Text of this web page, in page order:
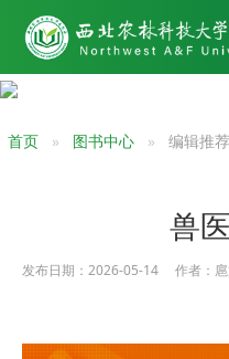
首页 图书中心 编辑推荐
兽
发布日期：2026-05-14 作者：扈